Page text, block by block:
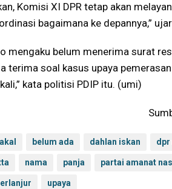
Komisi XI DPR tetap akan
bagaimana ke depannya,”
mengaku belum menerima surat
terima soal kasus upaya
kata politisi PDIP itu. (umi)
belum ada dahlan iskan dpr
nama panja partai amanat
upaya